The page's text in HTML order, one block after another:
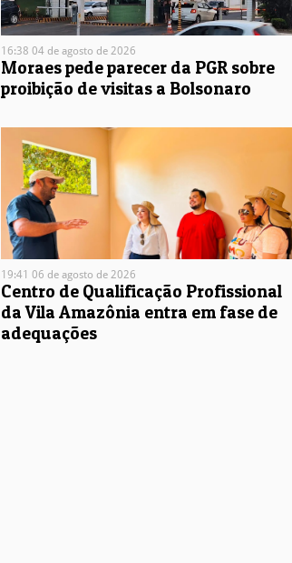
16:38 04 de agosto de 2026
Moraes pede parecer da PGR sobre
proibição de visitas a Bolsonaro
19:41 06 de agosto de 2026
Centro de Qualificação Profissional
da Vila Amazônia entra em fase de
adequações